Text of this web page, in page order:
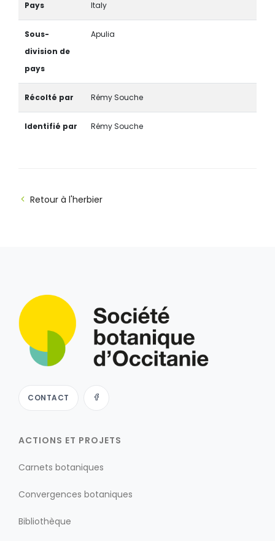
Pays Italy
Sous-
division de
pays
Apulia
Récolté par Rémy Souche
Identifié par Rémy Souche
Retour à l'herbier
CONTACT
ACTIONS ET PROJETS
Carnets botaniques
Convergences botaniques
Bibliothèque